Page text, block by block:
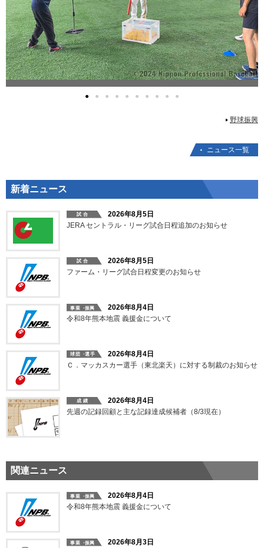
● ● ● ● ● ● ● ● ● ●
野球振興
ニュース一覧
新着ニュース
2026年8月5日
JERA セントラル・リーグ試合日程追加のお知らせ
2026年8月5日
ファーム・リーグ試合日程変更のお知らせ
2026年8月4日
令和8年熊本地震 義援金について
2026年8月4日
Ｃ．マッカスカー選手（東北楽天）に対する制裁のお知らせ
2026年8月4日
先週の記録回顧と主な記録達成候補者（8/3現在）
関連ニュース
2026年8月4日
令和8年熊本地震 義援金について
2026年8月3日